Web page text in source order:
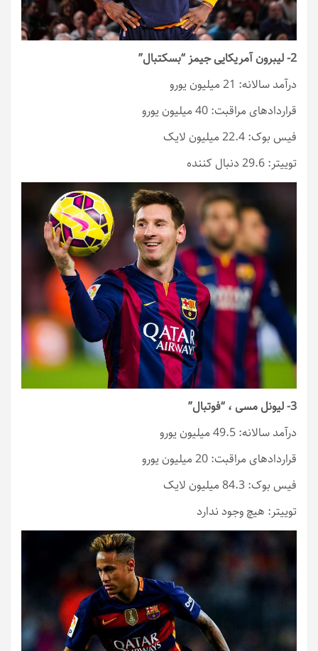
2- لیبرون آمریکایی جیمز “بسکتبال”
درآمد سالانه: 21 میلیون یورو
قراردادهای مراقبت: 40 میلیون یورو
فیس بوک: 22.4 میلیون لایک
توییتر: 29.6 دنبال کننده
3- لیونل مسی ، “فوتبال”
درآمد سالانه: 49.5 میلیون یورو
قراردادهای مراقبت: 20 میلیون یورو
فیس بوک: 84.3 میلیون لایک
توییتر: هیچ وجود ندارد